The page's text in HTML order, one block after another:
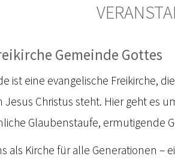
Gemeinde Gottes
ist eine evangelische Freikirche,
Jesus Christus steht. Hier geht es
Glaubenstaufe, ermutigende
als Kirche für alle Generationen –